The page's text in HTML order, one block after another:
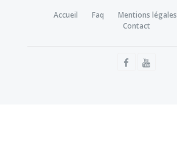
Accueil Faq Mentions légales
Contact